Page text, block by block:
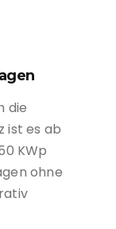
die
ist es ab
KWp
ohne